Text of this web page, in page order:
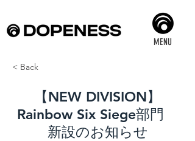
MENU
< Back
【NEW DIVISION】
Rainbow Six Siege部門
新設のお知らせ